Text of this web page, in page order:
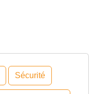
Sécurité